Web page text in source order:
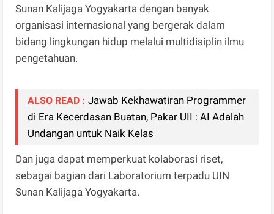
Sunan Kalijaga Yogyakarta dengan banyak
organisasi internasional yang bergerak dalam
bidang lingkungan hidup melalui multidisiplin ilmu
pengetahuan.
ALSO READ : Jawab Kekhawatiran Programmer
di Era Kecerdasan Buatan, Pakar UII : AI Adalah
Undangan untuk Naik Kelas
Dan juga dapat memperkuat kolaborasi riset,
sebagai bagian dari Laboratorium terpadu UIN
Sunan Kalijaga Yogyakarta.